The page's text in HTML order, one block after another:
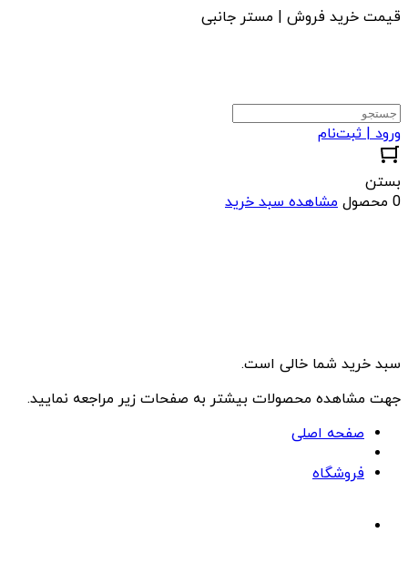
قیمت خرید فروش | مستر جانبی
ورود | ثبت‌نام
بستن
0 محصول
مشاهده سبد خرید
سبد خرید شما خالی است.
جهت مشاهده محصولات بیشتر به صفحات زیر مراجعه نمایید.
صفحه اصلی
فروشگاه